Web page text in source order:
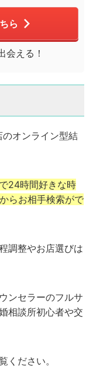
ら
会える！
のオンライン型結
24時間好きな時
らお相手検索がで
調整やお店選びは
ンセラーのフルサ
相談所初心者や交
ださい。